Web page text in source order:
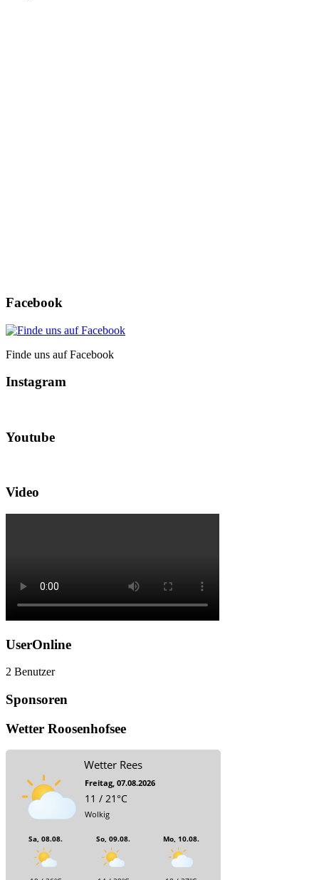
Facebook
Finde uns auf Facebook
Instagram
Youtube
Video
UserOnline
2 Benutzer
Sponsoren
Wetter Roosenhofsee
Wetter Rees
Freitag, 07.08.2026
11 / 21°C
Wolkig
Sa, 08.08. So, 09.08. Mo, 10.08.